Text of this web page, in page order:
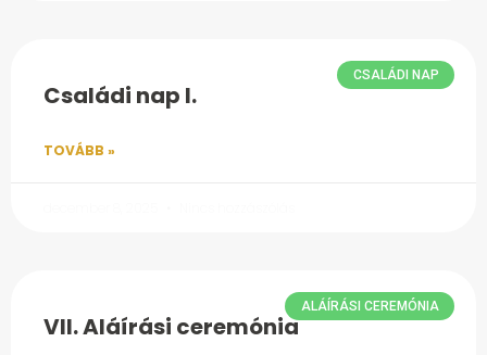
CSALÁDI NAP
Családi nap I.
TOVÁBB »
ALÁÍRÁSI CEREMÓNIA
VII. Aláírási ceremónia